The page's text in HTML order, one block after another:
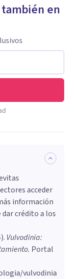
en
acceder
información
crédito a los
). Vulvodinia:
. Portal
vulvodinia